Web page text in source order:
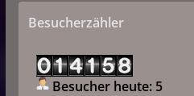
Besucherzähler
Besucher heute: 5